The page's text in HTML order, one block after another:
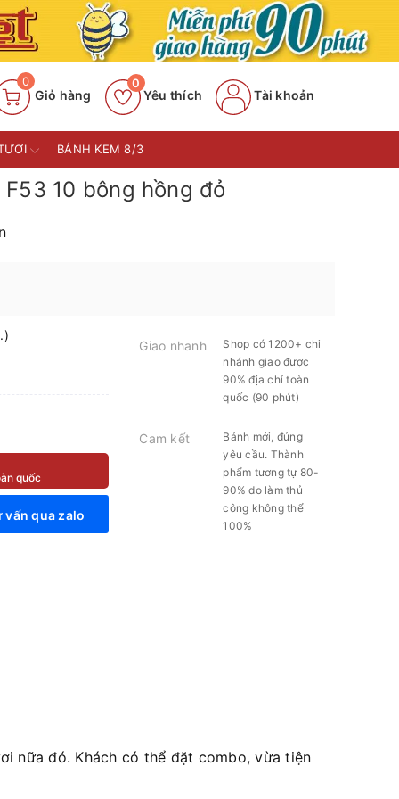
0
Giỏ hàng Yêu thích
0
Tài khoản
BÁNH KEM 8/3
10 bông hồng đỏ
quốc
vấn qua zalo
Giao nhanh
Shop có 1200+ chi
nhánh giao được
90% địa chỉ toàn
quốc (90 phút)
Cam kết
Bánh mới, đúng
yêu cầu. Thành
phẩm tương tự 80-
90% do làm thủ
công không thể
100%
nữa đó. Khách có thể đặt combo, vừa tiện